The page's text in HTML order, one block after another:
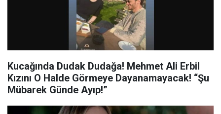
Kucağında Dudak Dudağa! Mehmet Ali Erbil
Kızını O Halde Görmeye Dayanamayacak! “Şu
Mübarek Günde Ayıp!”